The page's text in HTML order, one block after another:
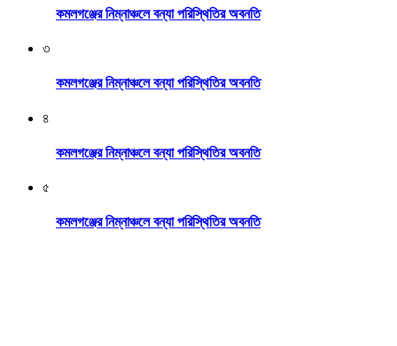
কমলগঞ্জের নিম্নাঞ্চলে বন্যা পরিস্থিতির অবনতি
৩
কমলগঞ্জের নিম্নাঞ্চলে বন্যা পরিস্থিতির অবনতি
৪
কমলগঞ্জের নিম্নাঞ্চলে বন্যা পরিস্থিতির অবনতি
৫
কমলগঞ্জের নিম্নাঞ্চলে বন্যা পরিস্থিতির অবনতি